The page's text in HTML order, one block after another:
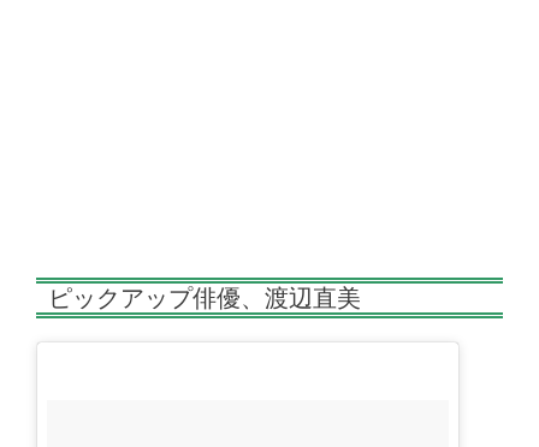
ピックアップ俳優、渡辺直美